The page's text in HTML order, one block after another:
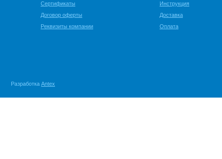
Сертификаты
Договор оферты
Реквизиты компании
Инструкция
Доставка
Оплата
Разработка Antex